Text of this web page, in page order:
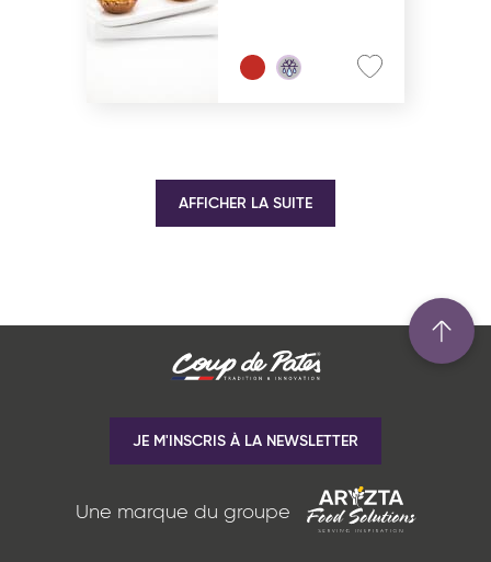
AFFICHER LA SUITE
JE M'INSCRIS À LA NEWSLETTER
Une marque du groupe